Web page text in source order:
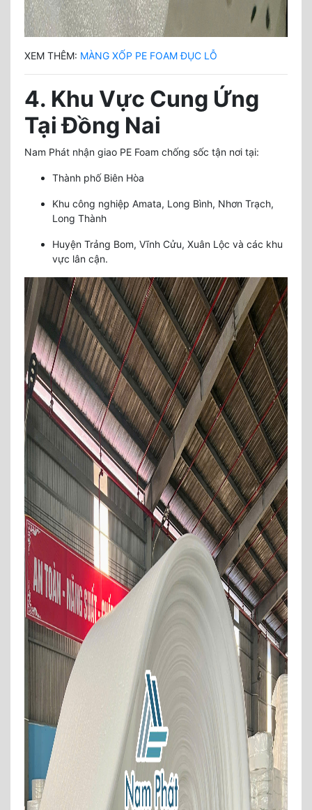
XEM THÊM: MÀNG XỐP PE FOAM ĐỤC LỖ
4. Khu Vực Cung Ứng
Tại Đồng Nai
Nam Phát nhận giao PE Foam chống sốc tận nơi tại:
Thành phố Biên Hòa
Khu công nghiệp Amata, Long Bình, Nhơn Trạch,
Long Thành
Huyện Trảng Bom, Vĩnh Cửu, Xuân Lộc và các khu
vực lân cận.